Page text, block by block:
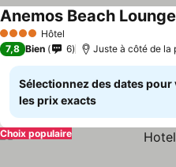
4 Étoiles Hôtel
Anemos Beach
7,8 Bien 6 Juste à côté de la
Sélectionnez des dates pour
les prix exacts
Choix populaire